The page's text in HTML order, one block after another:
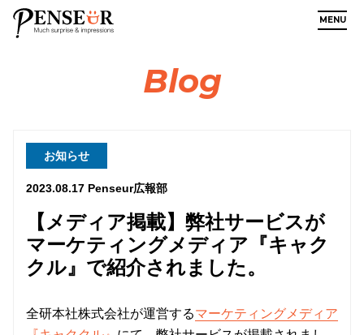
Blog
【メディア掲載】弊社サービスが
マーケティングメディア『キャク
クル』で紹介されました。
お知らせ
2023.08.17 Penseur広報部
全研本社株式会社が運営するマーケティングメディア